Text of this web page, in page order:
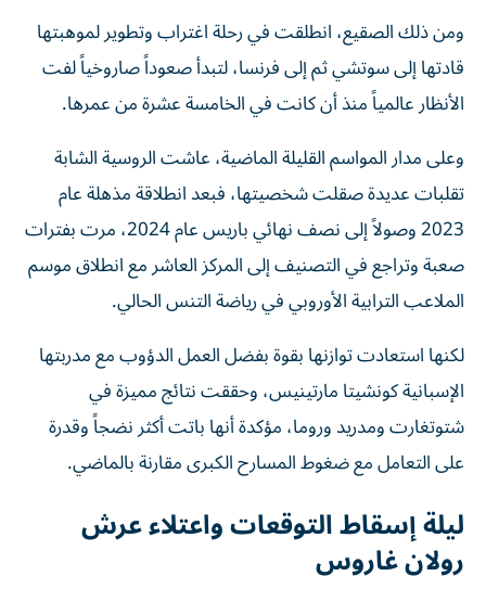
ومن ذلك الصقيع، انطلقت في رحلة اغتراب وتطوير لموهبتها
قادتها إلى سوتشي ثم إلى فرنسا، لتبدأ صعوداً صاروخياً لفت
الأنظار عالمياً منذ أن كانت في الخامسة عشرة من عمرها.
وعلى مدار المواسم القليلة الماضية، عاشت الروسية الشابة
تقلبات عديدة صقلت شخصيتها، فبعد انطلاقة مذهلة عام
2023 وصولاً إلى نصف نهائي باريس عام 2024، مرت بفترات
صعبة وتراجع في التصنيف إلى المركز العاشر مع انطلاق موسم
الملاعب الترابية الأوروبي في رياضة التنس الحالي.
لكنها استعادت توازنها بقوة بفضل العمل الدؤوب مع مدربتها
الإسبانية كونشيتا مارتينيس، وحققت نتائج مميزة في
شتوتغارت ومدريد وروما، مؤكدة أنها باتت أكثر نضجاً وقدرة
على التعامل مع ضغوط المسارح الكبرى مقارنة بالماضي.
ليلة إسقاط التوقعات واعتلاء عرش
رولان غاروس